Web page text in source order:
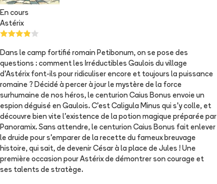
En cours
Astérix
Dans le camp fortifié romain Petibonum, on se pose des
questions : comment les Irréductibles Gaulois du village
d’Astérix font-ils pour ridiculiser encore et toujours la puissance
romaine ? Décidé à percer à jour le mystère de la force
surhumaine de nos héros, le centurion Caius Bonus envoie un
espion déguisé en Gaulois. C’est Caligula Minus qui s’y colle, et
découvre bien vite l’existence de la potion magique préparée par
Panoramix. Sans attendre, le centurion Caius Bonus fait enlever
le druide pour s’emparer de la recette du fameux breuvage
histoire, qui sait, de devenir César à la place de Jules ! Une
première occasion pour Astérix de démontrer son courage et
ses talents de stratège.